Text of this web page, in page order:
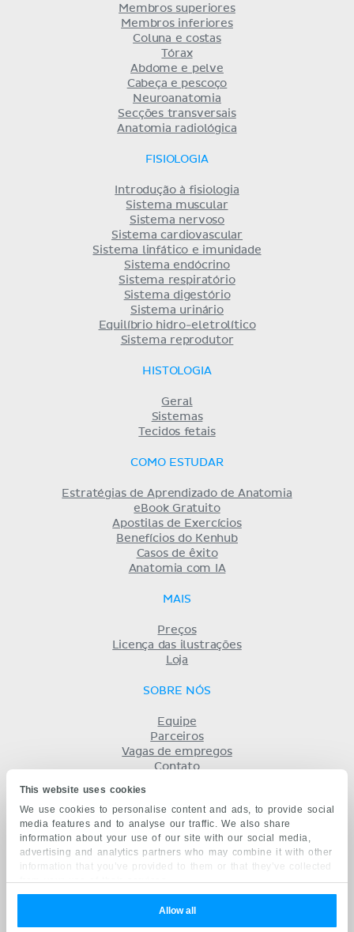
This website uses cookies
We use cookies to personalise content and ads, to provide social
media features and to analyse our traffic. We also share
information about your use of our site with our social media,
advertising and analytics partners who may combine it with other
information that you’ve provided to them or that they’ve collected
from your use of their services.
Allow all
Membros superiores
Membros inferiores
Coluna e costas
Tórax
Abdome e pelve
Cabeça e pescoço
Neuroanatomia
Secções transversais
Anatomia radiológica
FISIOLOGIA
Introdução à fisiologia
Sistema muscular
Sistema nervoso
Sistema cardiovascular
Sistema linfático e imunidade
Sistema endócrino
Sistema respiratório
Sistema digestório
Sistema urinário
Equilíbrio hidro-eletrolítico
Sistema reprodutor
HISTOLOGIA
Geral
Sistemas
Tecidos fetais
COMO ESTUDAR
Estratégias de Aprendizado de Anatomia
eBook Gratuito
Apostilas de Exercícios
Benefícios do Kenhub
Casos de êxito
Anatomia com IA
MAIS
Preços
Licença das ilustrações
Loja
SOBRE NÓS
Equipe
Parceiros
Vagas de empregos
Contato
Privacidade
KENHUB EM...
English
русский